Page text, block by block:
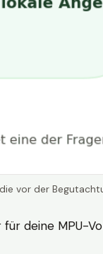
vor der
deine MPU-